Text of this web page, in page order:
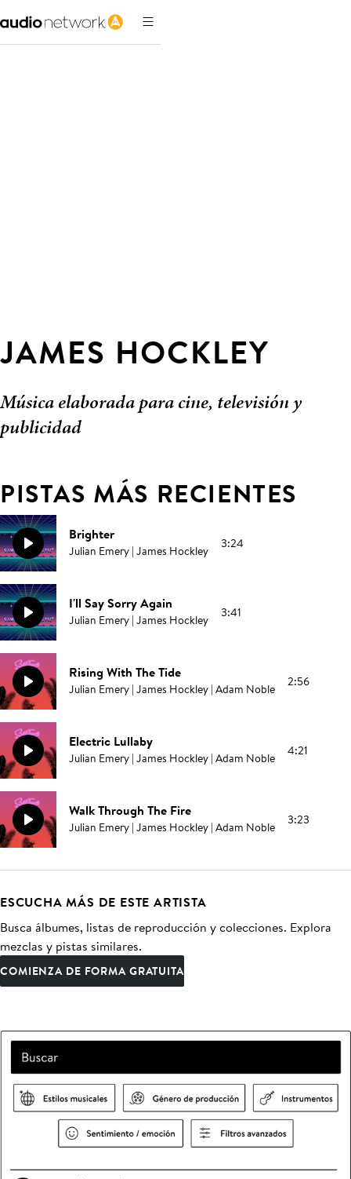
JAMES HOCKLEY
Música elaborada para cine, televisión y
publicidad
PISTAS MÁS RECIENTES
Brighter
Julian Emery | James Hockley 3:24
I'll Say Sorry Again
Julian Emery | James Hockley 3:41
Rising With The Tide
Julian Emery | James Hockley | Adam Noble 2:56
Electric Lullaby
Julian Emery | James Hockley | Adam Noble 4:21
Walk Through The Fire
Julian Emery | James Hockley | Adam Noble 3:23
ESCUCHA MÁS DE ESTE ARTISTA
Busca álbumes, listas de reproducción y colecciones. Explora
mezclas y pistas similares.
COMIENZA DE FORMA GRATUITA